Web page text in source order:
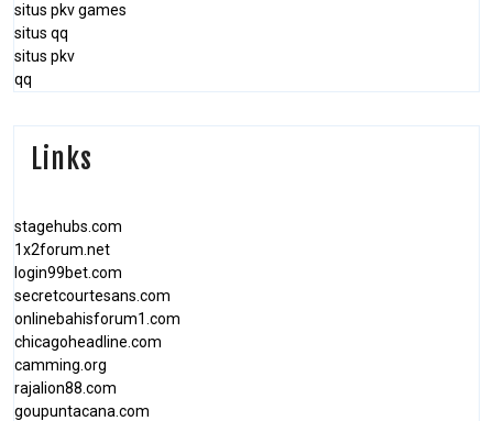
situs pkv games
situs qq
situs pkv
qq
Links
stagehubs.com
1x2forum.net
login99bet.com
secretcourtesans.com
onlinebahisforum1.com
chicagoheadline.com
camming.org
rajalion88.com
goupuntacana.com